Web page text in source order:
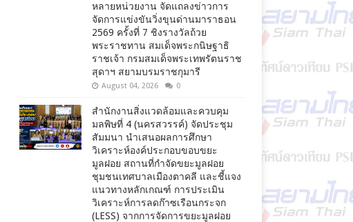
หลายหน่วยงาน จัดแถลงข่าวการ
จัดการแข่งขันวิ่งขุนด่านมาราธอน
2569 ครั้งที่ 7 ชิงรางวัลถ้วย
พระราชทาน สมเด็จพระกนิษฐาธิ
ราชเจ้า กรมสมเด็จพระเทพรัตนราช
สุดาฯ สยามบรมราชกุมารี
August 04, 2026 0
สำนักงานสิ่งแวดล้อมและควบคุม
มลพิษที่ 4 (นครสวรรค์) จัดประชุม
สัมมนา นำเสนอผลการศึกษา
วิเคราะห์องค์ประกอบขอบขยะ
มูลฝอย สถานที่กำจัดขยะมูลฝอย
ชุมชนเทศบาลเมืองตาคลี และชี้แจง
แนวทางหลักเกณฑ์ การประเมิน
วิเคราะห์การลดก๊าซเรือนกระจก
(LESS) จากการจัดการขยะมูลฝอย